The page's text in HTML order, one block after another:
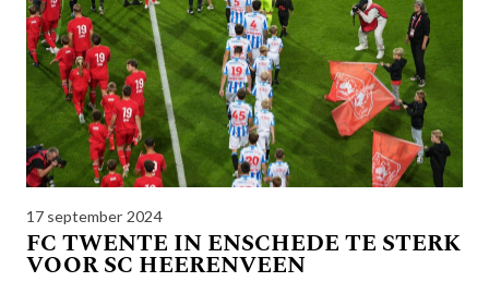
17 september 2024
FC TWENTE IN ENSCHEDE TE STERK
VOOR SC HEERENVEEN